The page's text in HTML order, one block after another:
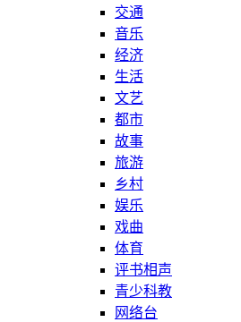
交通
音乐
经济
生活
文艺
都市
故事
旅游
乡村
娱乐
戏曲
体育
评书相声
青少科教
网络台